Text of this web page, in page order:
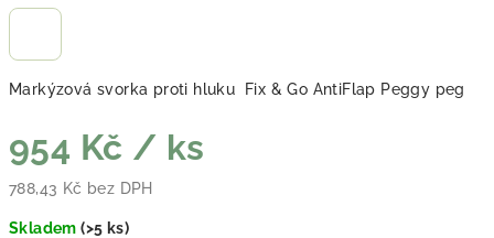
Markýzová svorka proti hluku Fix & Go AntiFlap Peggy peg
954 Kč / ks
788,43 Kč bez DPH
Skladem(>5 ks)